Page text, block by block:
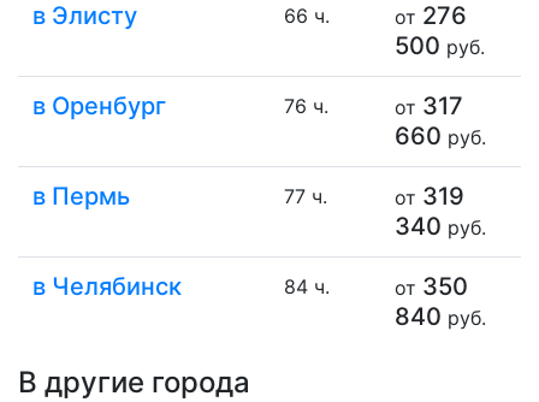
в Элисту 66 ч. от 276
500 руб.
в Оренбург 76 ч. от 317
660 руб.
в Пермь 77 ч. от 319
340 руб.
в Челябинск 84 ч. от 350
840 руб.
В другие города